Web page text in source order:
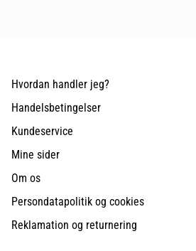
Hvordan handler jeg?
Handelsbetingelser
Kundeservice
Mine sider
Om os
Persondatapolitik og cookies
Reklamation og returnering